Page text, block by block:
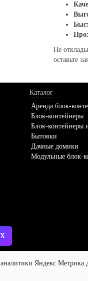
Не
оставьте
Каталог
Аренда блок-
Блок-контейнеры
Блок-контейнеры
Бытовки
Дачные домики
Модульные блок-
Яндекс Метрика